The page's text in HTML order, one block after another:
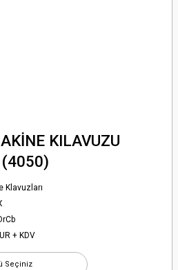
KILAVUZU
(4050)
Klavuzları
+ KDV